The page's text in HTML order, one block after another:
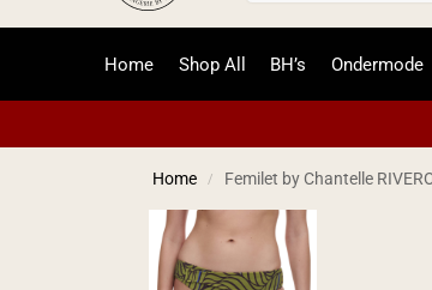
Home Shop All BH’s Ondermode
Home / Femilet by Chantelle